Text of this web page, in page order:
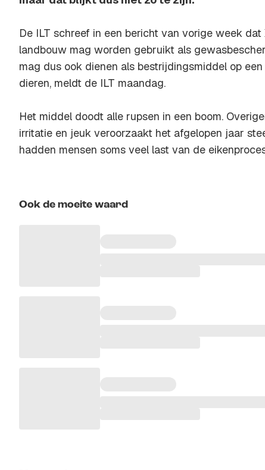
De ILT schreef in een bericht van vorige week dat
landbouw mag worden gebruikt als
mag dus ook dienen als bestrijdingsmiddel op
dieren, meldt de ILT maandag.
Het middel doodt alle rupsen in een boom.
irritatie en jeuk veroorzaakt het afgelopen jaar
hadden mensen soms veel last van de
Ook de moeite waard